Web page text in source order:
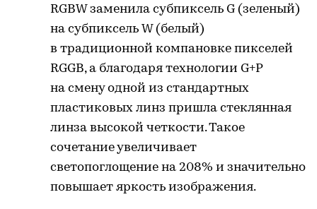
RGBW заменила субпиксель G (зеленый)
на субпиксель W (белый)
в традиционной компановке пикселей
RGGB, а благодаря технологии G+P
на смену одной из стандартных
пластиковых линз пришла стеклянная
линза высокой четкости. Такое
сочетание увеличивает
светопоглощение на 208% и значительно
повышает яркость изображения.